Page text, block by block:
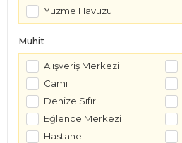
Yüzme Havuzu
Muhit
Alışveriş Merkezi
Cami
Denize Sıfır
Eğlence Merkezi
Hastane